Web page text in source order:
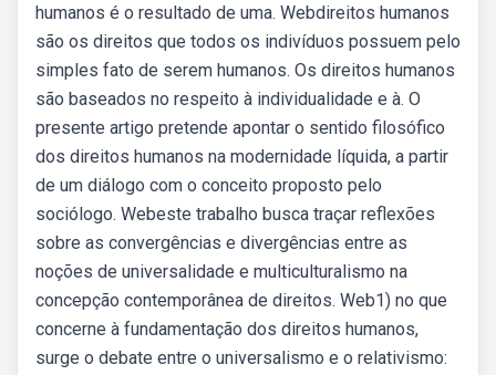
humanos é o resultado de uma. Webdireitos humanos
são os direitos que todos os indivíduos possuem pelo
simples fato de serem humanos. Os direitos humanos
são baseados no respeito à individualidade e à. O
presente artigo pretende apontar o sentido filosófico
dos direitos humanos na modernidade líquida, a partir
de um diálogo com o conceito proposto pelo
sociólogo. Webeste trabalho busca traçar reflexões
sobre as convergências e divergências entre as
noções de universalidade e multiculturalismo na
concepção contemporânea de direitos. Web1) no que
concerne à fundamentação dos direitos humanos,
surge o debate entre o universalismo e o relativismo: